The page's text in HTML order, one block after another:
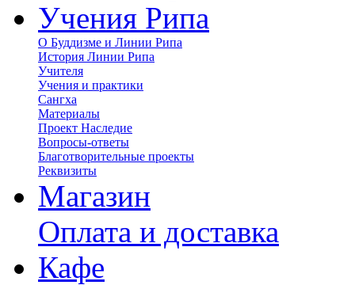
Учения Рипа
О Буддизме и Линии Рипа
История Линии Рипа
Учителя
Учения и практики
Сангха
Материалы
Проект Наследие
Вопросы-ответы
Благотворительные проекты
Реквизиты
Магазин
Оплата и доставка
Кафе